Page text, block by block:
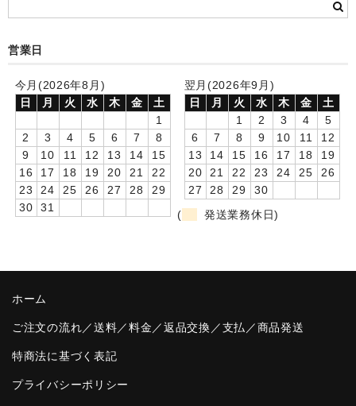
園や先生への贈り物
卒業記念品
音声入りフォトフレームクロック(集合)
音声入りフォトフレームクロック(校歌)
ポケットウォッチ
営業日
今月(2026年8月)
日
月 火 水 木 金
土
1
2
3 4 5 6 7
8
9
10 11 12 13 14
15
16
17 18 19 20 21
22
23
24 25 26 27 28
29
30
31
翌月(2026年9月)
日
月 火 水 木 金
土
1
2 3 4
5
6
7 8 9 10 11
12
13
14 15 16 17 18
19
20
21 22 23 24 25
26
27
28 29
30
(
発送業務休日)
ホーム
ご注文の流れ／送料／料金／返品交換／支払／商品発送
特商法に基づく表記
プライバシーポリシー